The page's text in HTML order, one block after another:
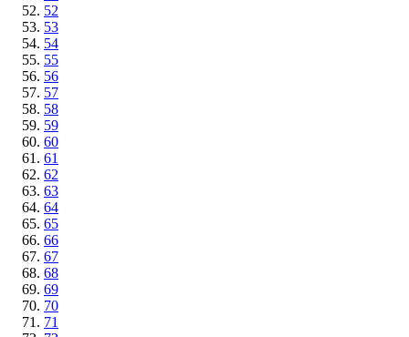
52
53
54
55
56
57
58
59
60
61
62
63
64
65
66
67
68
69
70
71